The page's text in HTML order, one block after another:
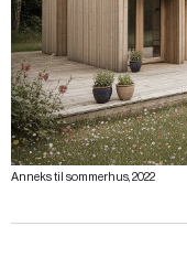
Anneks til sommerhus, 2022